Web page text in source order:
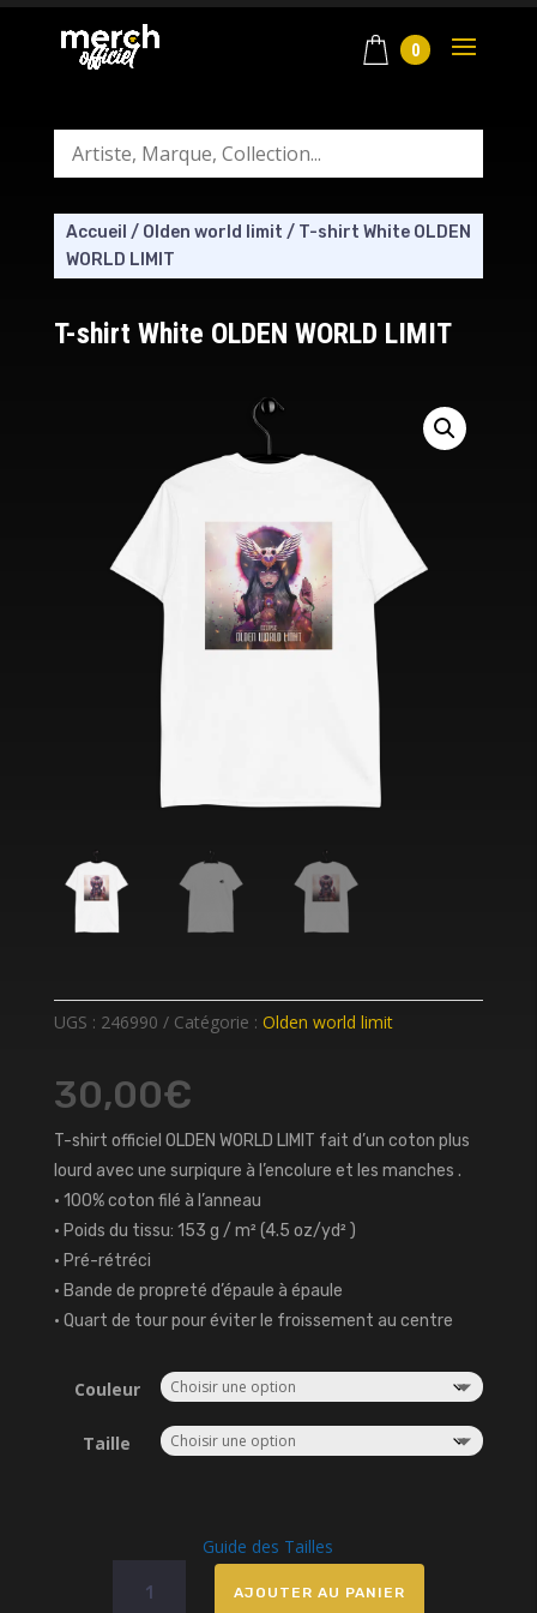
0
Accueil / Olden world limit / T-shirt White OLDEN
WORLD LIMIT
T-shirt White OLDEN WORLD LIMIT
UGS : 246990 Catégorie : Olden world limit
30,00€
T-shirt officiel OLDEN WORLD LIMIT fait d’un coton plus
lourd avec une surpiqure à l’encolure et les manches .
• 100% coton filé à l’anneau
• Poids du tissu: 153 g / m² (4.5 oz/yd² )
• Pré-rétréci
• Bande de propreté d’épaule à épaule
• Quart de tour pour éviter le froissement au centre
Couleur
Taille
Guide des Tailles
AJOUTER AU PANIER